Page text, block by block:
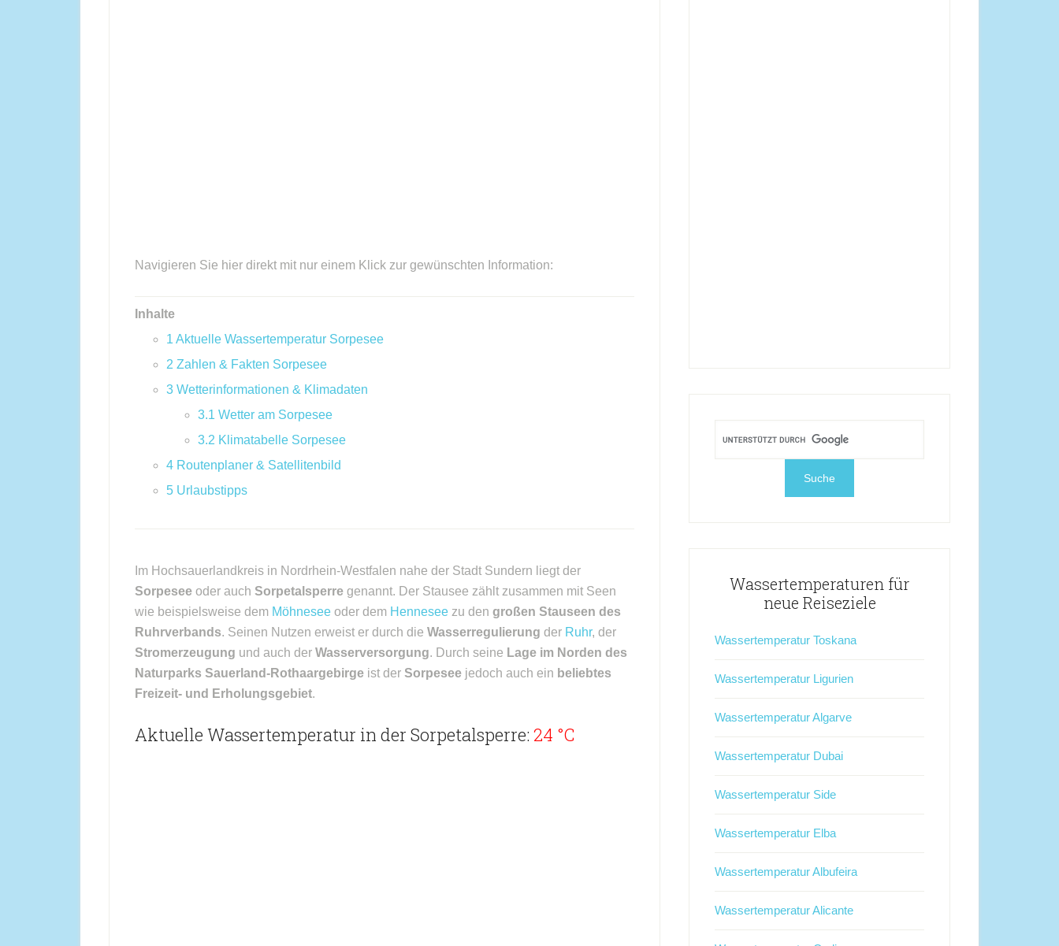
Navigieren Sie hier direkt mit nur einem Klick zur gewünschten Information:
Inhalte
1 Aktuelle Wassertemperatur Sorpesee
2 Zahlen & Fakten Sorpesee
3 Wetterinformationen & Klimadaten
3.1 Wetter am Sorpesee
3.2 Klimatabelle Sorpesee
4 Routenplaner & Satellitenbild
5 Urlaubstipps
Im Hochsauerlandkreis in Nordrhein-Westfalen nahe der Stadt Sundern liegt der
Sorpesee oder auch Sorpetalsperre genannt. Der Stausee zählt zusammen mit Seen
wie beispielsweise dem Möhnesee oder dem Hennesee zu den großen Stauseen des
Ruhrverbands. Seinen Nutzen erweist er durch die Wasserregulierung der Ruhr, der
Stromerzeugung und auch der Wasserversorgung. Durch seine Lage im Norden des
Naturparks Sauerland-Rothaargebirge ist der Sorpesee jedoch auch ein beliebtes
Freizeit- und Erholungsgebiet.
Aktuelle Wassertemperatur in der Sorpetalsperre: 24 °C
Wassertemperaturen für
neue Reiseziele
Wassertemperatur Toskana
Wassertemperatur Ligurien
Wassertemperatur Algarve
Wassertemperatur Dubai
Wassertemperatur Side
Wassertemperatur Elba
Wassertemperatur Albufeira
Wassertemperatur Alicante